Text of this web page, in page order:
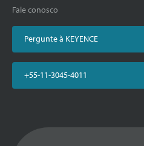
Fale conosco
Pergunte à KEYENCE
+55-11-3045-4011